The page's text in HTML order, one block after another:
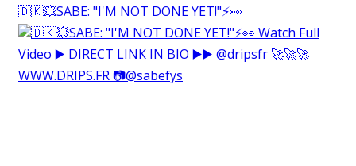
🇩🇰💥SABE: "I'M NOT DONE YET!"⚡️👀⁠